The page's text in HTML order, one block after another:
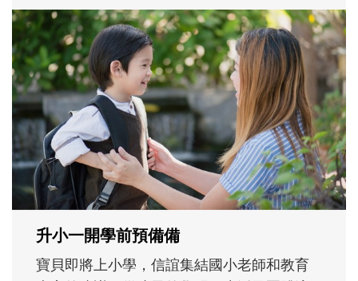
和孩子一起長大的那個男人│讀懂父親的
不同模樣
沒有人天生就擅長當爸爸！男人總是在一次
次「前所未有」的體驗中，跟著孩子一起長
大。從給予安全感的肢體遊戲，到獨立自
主、角色認同及解決問題的能力養成。爸爸
正嘗試用不同的模樣，參與孩子每個重要的